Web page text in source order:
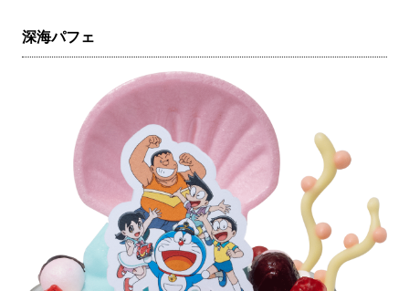
深海パフェ